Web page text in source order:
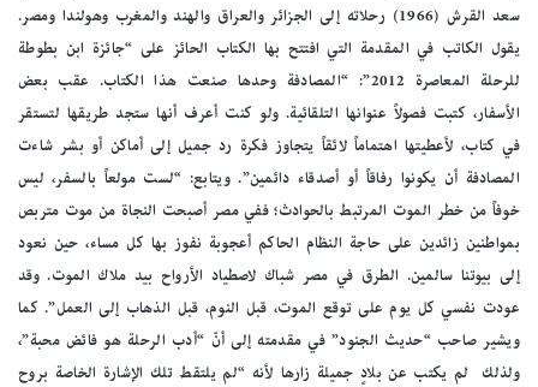
سعد القرش (1966) رحلاته إلى الجزائر والعراق والهند والمغرب وهولندا ومصر.
يقول الكاتب في المقدمة التي افتتح بها الكتاب الحائز على “جائزة ابن بطوطة
للرحلة المعاصرة 2012”: “المصادفة وحدها صنعت هذا الكتاب. عقب بعض
الأسفار، كتبت فصولاً عنوانها التلقائية. ولو كنت أعرف أنها ستجد طريقها لتستقر
في كتاب، لأعطيتها اهتماماً لائقاً يتجاوز فكرة رد جميل إلى أماكن أو بشر شاءت
المصادفة أن يكونوا رفاقاً أو أصدقاء دائمين”. ويتابع: “لست مولعاً بالسفر، ليس
خوفاً من خطر الموت المرتبط بالحوادث؛ ففي مصر أصبحت النجاة من موت متربص
بمواطنين زائدين على حاجة النظام الحاكم أعجوبة نفوز بها كل مساء، حين نعود
إلى بيوتنا سالمين. الطرق في مصر شباك لاصطياد الأرواح بيد ملاك الموت. وقد
عودت نفسي كل يوم على توقع الموت، قبل النوم، قبل الذهاب إلى العمل”. كما
ويشير صاحب “حديث الجنود” في مقدمته إلى أنّ “أدب الرحلة هو فائض محبة”،
ولذلك لم يكتب عن بلادٍ جميلة زارها لأنه “لم يلتقط تلك الإشارة الخاصة بروح